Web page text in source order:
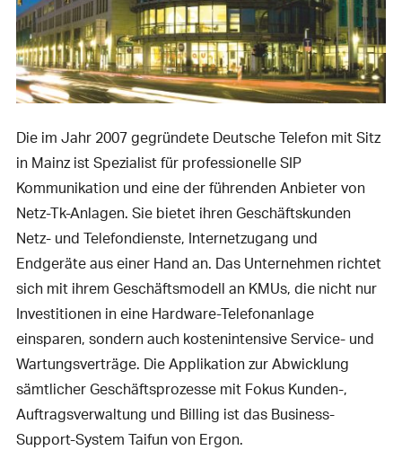
Die im Jahr 2007 gegründete Deutsche Telefon mit Sitz
in Mainz ist Spezialist für professionelle SIP
Kommunikation und eine der führenden Anbieter von
Netz-Tk-Anlagen. Sie bietet ihren Geschäftskunden
Netz- und Telefondienste, Internetzugang und
Endgeräte aus einer Hand an. Das Unternehmen richtet
sich mit ihrem Geschäftsmodell an KMUs, die nicht nur
Investitionen in eine Hardware-Telefonanlage
einsparen, sondern auch kostenintensive Service- und
Wartungsverträge. Die Applikation zur Abwicklung
sämtlicher Geschäftsprozesse mit Fokus Kunden-,
Auftragsverwaltung und Billing ist das Business-
Support-System Taifun von Ergon.